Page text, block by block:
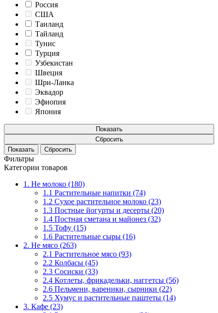
Россия
США
Таиланд
Тайланд
Тунис
Турция
Узбекистан
Швеция
Шри-Ланка
Эквадор
Эфиопия
Япония
Показать Сбросить
Фильтры
Категории товаров
1. Не молоко (180)
1.1 Растительные напитки (74)
1.2 Сухое растительное молоко (23)
1.3 Постные йогурты и десерты (20)
1.4 Постная сметана и майонез (32)
1.5 Тофу (15)
1.6 Растительные сыры (16)
2. Не мясо (263)
2.1 Растительное мясо (93)
2.2 Колбасы (45)
2.3 Сосиски (33)
2.4 Котлеты, фрикадельки, наггетсы (56)
2.6 Пельмени, вареники, сырники (22)
2.5 Хумус и растительные паштеты (14)
3. Кафе (23)